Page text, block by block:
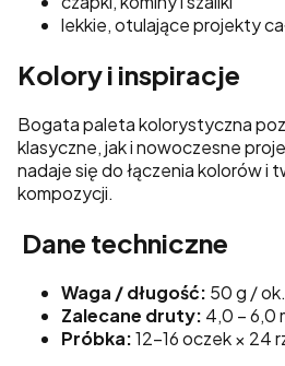
lekkie, otulające projekty
Kolory i inspiracje
Bogata paleta kolorystyczna
klasyczne, jak i nowoczesne
nadaje się do łączenia kolorów i
kompozycji.
Dane techniczne
Waga / długość: 50 g / ok.
Zalecane druty: 4,0 – 6,0
Próbka:12–16 oczek × 24